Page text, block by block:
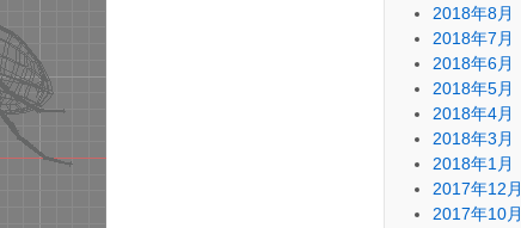
2018年8月
2018年7月
2018年6月
2018年5月
2018年4月
2018年3月
2018年1月
2017年12月
2017年10月